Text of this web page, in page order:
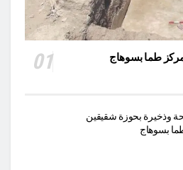
طما بسوهاج
وذخيرة بحوزة شقيقين
بسوهاج